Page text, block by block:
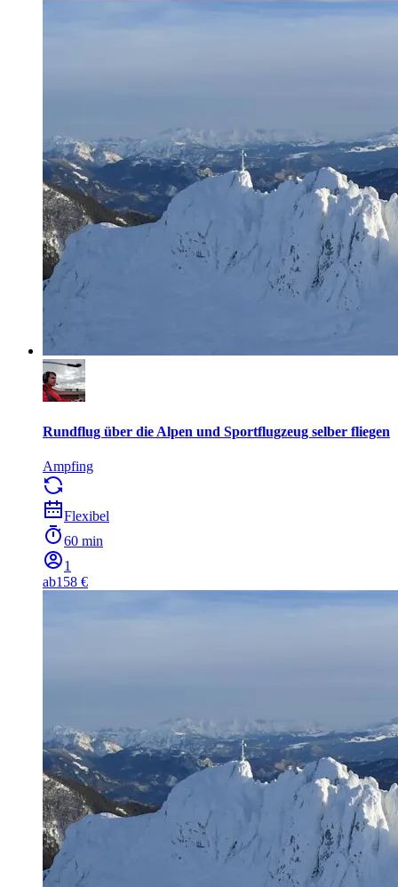
Rundflug über die Alpen und Sportflugzeug selber fliegen
Ampfing
Flexibel
60 min
1
ab158 €